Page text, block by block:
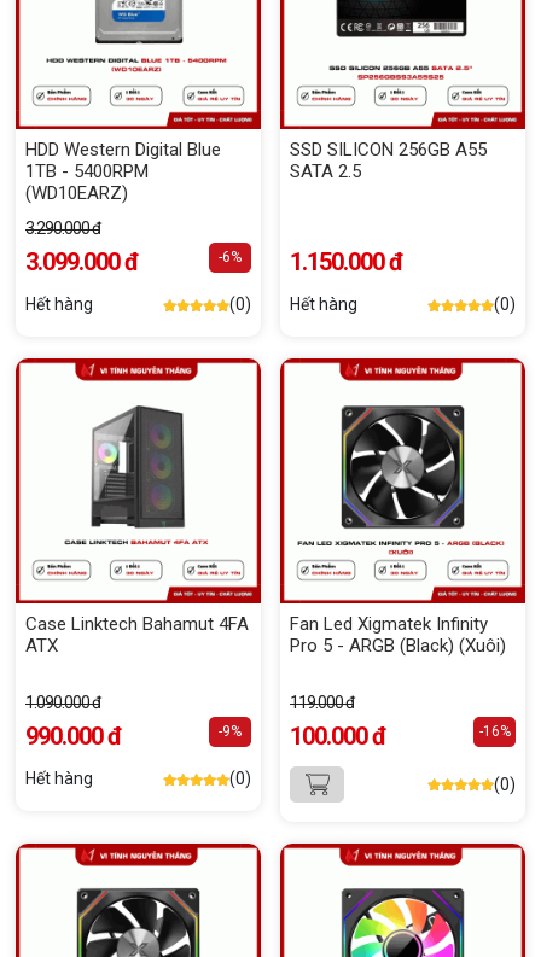
HDD Western Digital Blue
1TB - 5400RPM
(WD10EARZ)
3.290.000 đ
3.099.000 đ -6%
Hết hàng (0)
SSD SILICON 256GB A55
SATA 2.5
1.150.000 đ
Hết hàng (0)
Case Linktech Bahamut 4FA
ATX
1.090.000 đ
990.000 đ -9%
Hết hàng (0)
Fan Led Xigmatek Infinity
Pro 5 - ARGB (Black) (Xuôi)
119.000 đ
100.000 đ -16%
(0)